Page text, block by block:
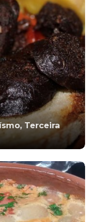
Terceira